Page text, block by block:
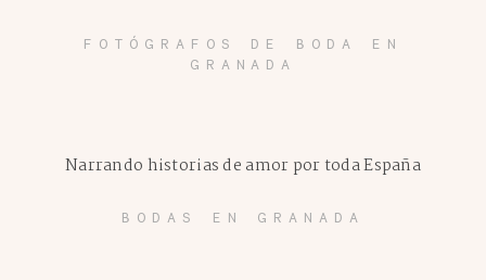
FOTÓGRAFOS DE BODA EN
GRANADA
BODAS EN GRANADA
Narrando historias de amor por toda España